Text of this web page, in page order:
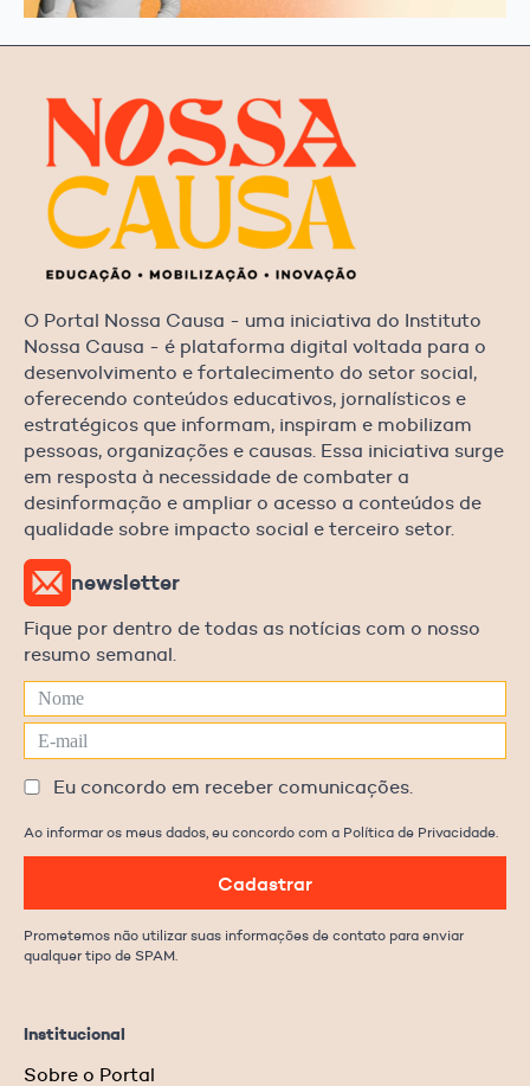
O Portal Nossa Causa - uma iniciativa do Instituto
Nossa Causa - é plataforma digital voltada para o
desenvolvimento e fortalecimento do setor social,
oferecendo conteúdos educativos, jornalísticos e
estratégicos que informam, inspiram e mobilizam
pessoas, organizações e causas. Essa iniciativa surge
em resposta à necessidade de combater a
desinformação e ampliar o acesso a conteúdos de
qualidade sobre impacto social e terceiro setor.
Institucional
Sobre o Portal
newsletter
Fique por dentro de todas as notícias com o nosso
resumo semanal.
Eu concordo em receber comunicações.
Ao informar os meus dados, eu concordo com a Política de Privacidade.
Cadastrar
Prometemos não utilizar suas informações de contato para enviar
qualquer tipo de SPAM.